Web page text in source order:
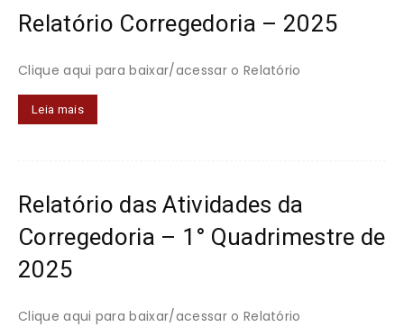
Relatório Corregedoria – 2025
Clique aqui para baixar/acessar o Relatório
Leia mais
Relatório das Atividades da
Corregedoria – 1° Quadrimestre de
2025
Clique aqui para baixar/acessar o Relatório